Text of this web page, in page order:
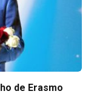
de Erasmo